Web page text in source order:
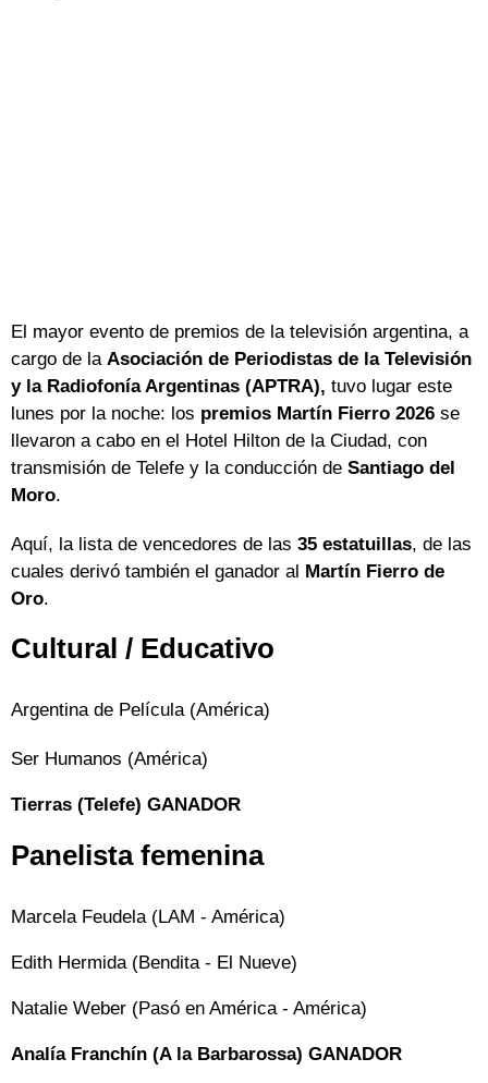
El mayor evento de premios de la televisión argentina, a
cargo de la Asociación de Periodistas de la Televisión
y la Radiofonía Argentinas (APTRA), tuvo lugar este
lunes por la noche: los premios Martín Fierro 2026 se
llevaron a cabo en el Hotel Hilton de la Ciudad, con
transmisión de Telefe y la conducción de Santiago del
Moro.
Aquí, la lista de vencedores de las 35 estatuillas, de las
cuales derivó también el ganador al Martín Fierro de
Oro.
Cultural / Educativo
Argentina de Película (América)
Ser Humanos (América)
Tierras (Telefe) GANADOR
Panelista femenina
Marcela Feudela (LAM - América)
Edith Hermida (Bendita - El Nueve)
Natalie Weber (Pasó en América - América)
Analía Franchín (A la Barbarossa) GANADOR